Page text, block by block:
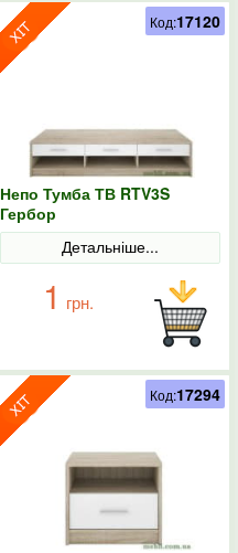
Непо Тумба ТВ RTV3S
Гербор
Детальніше...
1 грн.
Код:17120
Код:17294